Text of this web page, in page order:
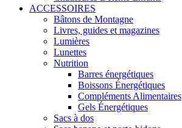
ACCESSOIRES
Bâtons de Montagne
Livres, guides et magazines
Lumières
Lunettes
Nutrition
Barres énergétiques
Boissons Énergétiques
Compléments Alimentaires
Gels Énergétiques
Sacs à dos